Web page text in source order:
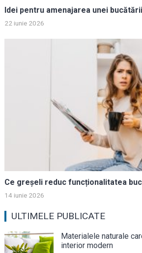
Idei pentru amenajarea unei
22 iunie 2026
Ce greșeli reduc funcționalitatea
14 iunie 2026
ULTIMELE PUBLICATE
Materialele naturale
interior modern